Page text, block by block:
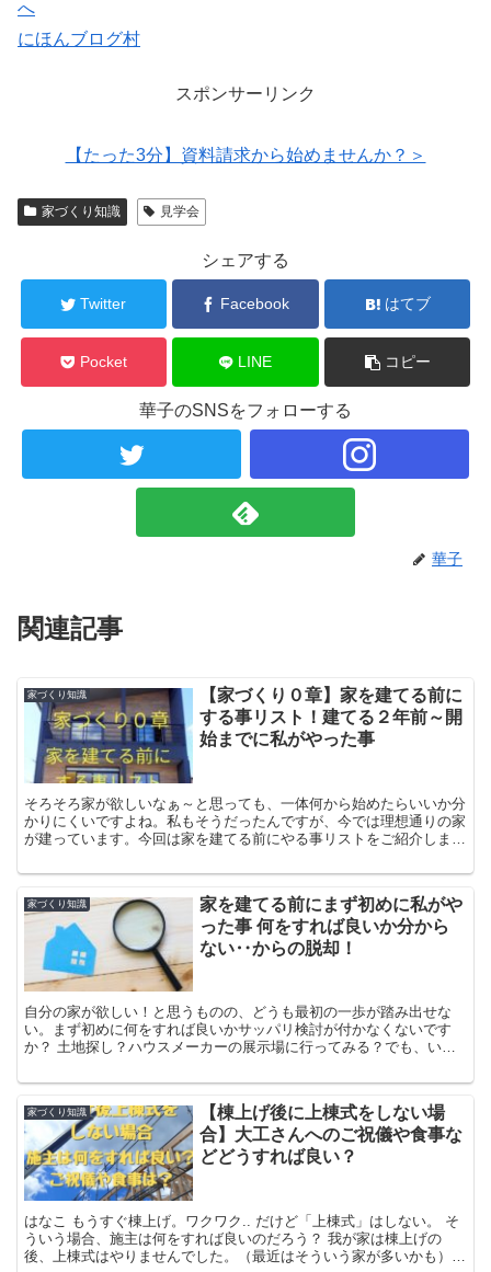
にほんブログ村
スポンサーリンク
【たった3分】資料請求から始めませんか？＞
家づくり知識 見学会
シェアする
Twitter Facebook はてブ
Pocket LINE コピー
華子のSNSをフォローする
華子
関連記事
家づくり知識
【家づくり０章】家を建てる前に
する事リスト！建てる２年前～開
始までに私がやった事
そろそろ家が欲しいなぁ～と思っても、一体何から始めたらいいか分
かりにくいですよね。私もそうだったんですが、今では理想通りの家
が建っています。今回は家を建てる前にやる事リストをご紹介しま
みて下さい
家づくり知識
家を建てる前にまず初めに私がや
った事 何をすれば良いか分から
ない‥からの脱却！
自分の家が欲しい！と思うものの、どうも最初の一歩が踏み出せな
い。まず初めに何をすれば良いかサッパリ検討が付かなくないです
か？ 土地探し？ハウスメーカーの展示場に行ってみる？でも、いき
い‥
家づくり知識
【棟上げ後に上棟式をしない場
合】大工さんへのご祝儀や食事な
どどうすれば良い？
はなこ もうすぐ棟上げ。ワクワク.. だけど「上棟式」はしない。 そ
ういう場合、施主は何をすれば良いのだろう？ 我が家は棟上げの
後、上棟式はやりませんでした。（最近はそういう家が多いかも）